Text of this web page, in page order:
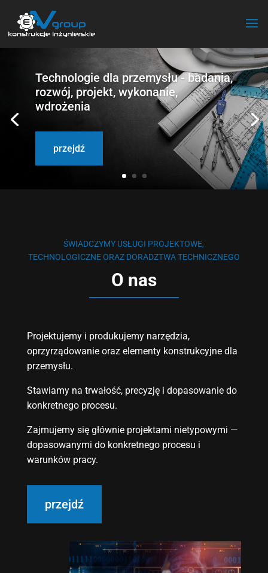
Technologie dla przemysłu - badania,
rozwój, projekt, wykonanie,
wdrożenia
przejdź
ŚWIADCZYMY USŁUGI PROJEKTOWE,
TECHNOLOGICZNE ORAZ DORADZTWA TECHNICZNEGO
O nas
Projektujemy i produkujemy narzędzia,
oprzyrządowanie oraz elementy konstrukcyjne dla
przemysłu.
Stawiamy na trwałość, precyzję i dopasowanie do
konkretnego procesu.
Zajmujemy się głównie projektami nietypowymi —
dopasowanymi do konkretnego procesu i
warunków pracy.
przejdź